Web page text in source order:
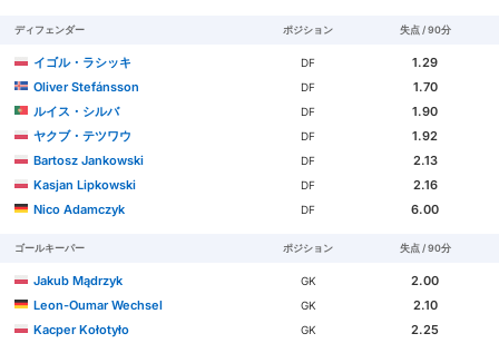
ディフェンダー ポジション 失点 / 90分
イゴル・ラシッキ DF
1.29
Oliver Stefánsson
DF
1.70
ルイス・シルバ
DF
1.90
ヤクブ・テツワウ
DF
1.92
Bartosz Jankowski
DF
2.13
Kasjan Lipkowski
DF
2.16
Nico Adamczyk
DF 6.00
ゴールキーパー ポジション 失点 / 90分
Jakub Mądrzyk GK
2.00
Leon-Oumar Wechsel
GK
2.10
Kacper Kołotyło
GK 2.25